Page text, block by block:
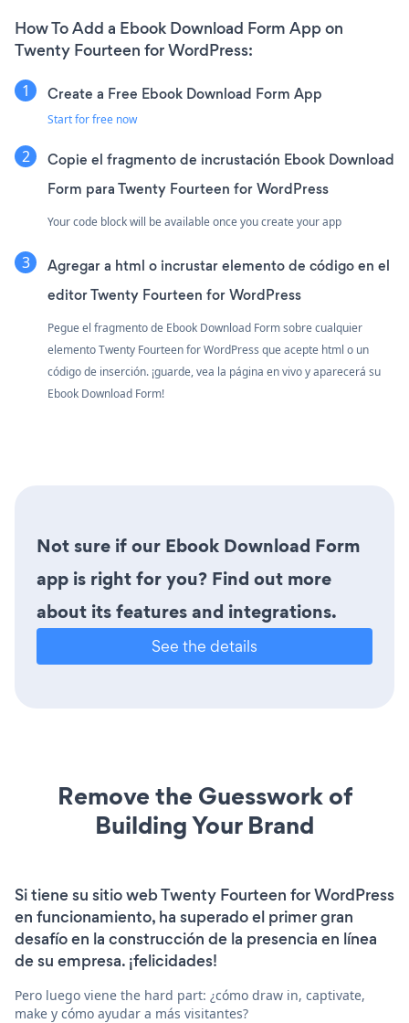
How To Add a Ebook Download Form App on
Twenty Fourteen for WordPress:
Create a Free Ebook Download Form App
Start for free now
Copie el fragmento de incrustación Ebook Download
Form para Twenty Fourteen for WordPress
Your code block will be available once you create your app
Agregar a html o incrustar elemento de código en el
editor Twenty Fourteen for WordPress
Pegue el fragmento de Ebook Download Form sobre cualquier
elemento Twenty Fourteen for WordPress que acepte html o un
código de inserción. ¡guarde, vea la página en vivo y aparecerá su
Ebook Download Form!
Not sure if our Ebook Download Form
app is right for you? Find out more
about its features and integrations.
See the details
Remove the Guesswork of
Building Your Brand
Si tiene su sitio web Twenty Fourteen for WordPress
en funcionamiento, ha superado el primer gran
desafío en la construcción de la presencia en línea
de su empresa. ¡felicidades!
Pero luego viene the hard part: ¿cómo draw in, captivate,
make y cómo ayudar a más visitantes?